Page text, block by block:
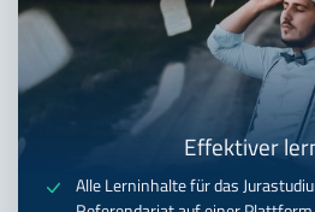
Effektiver
Alle Lerninhalte für das